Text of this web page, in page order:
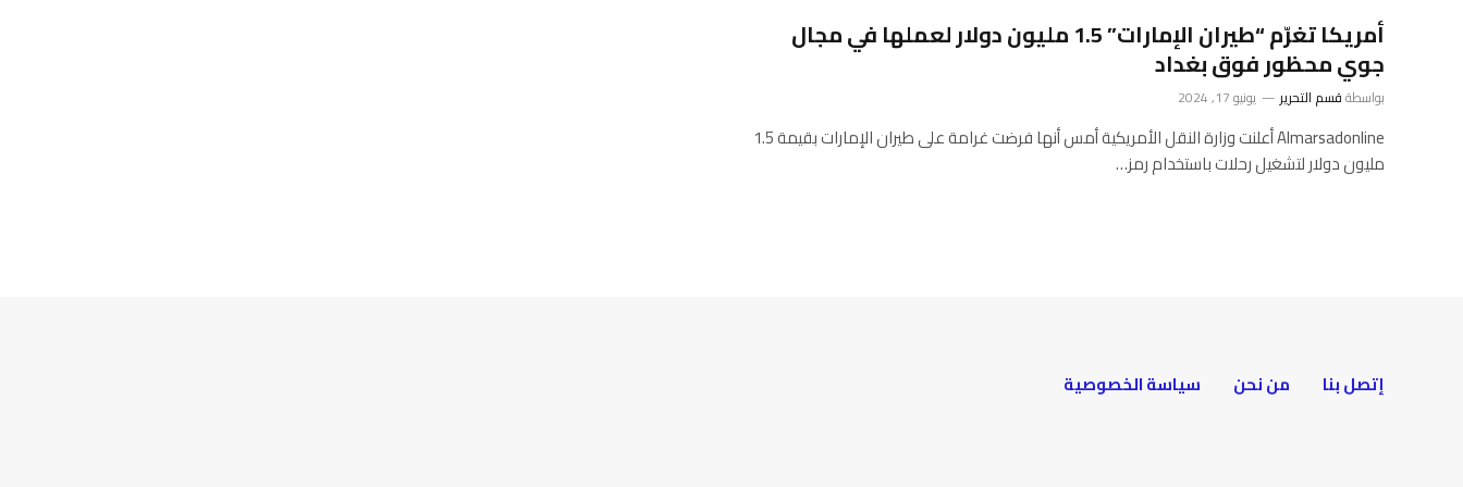
أمريكا تغرّم “طيران الإمارات” 1.5 مليون دولار لعملها في مجال
جوي محظور فوق بغداد
بواسطةقسم التحرير يونيو 17, 2024
Almarsadonline أعلنت وزارة النقل الأمريكية أمس أنها فرضت غرامة على طيران الإمارات بقيمة 1.5
مليون دولار لتشغيل رحلات باستخدام رمز…
إتصل بنا من نحن سياسة الخصوصية